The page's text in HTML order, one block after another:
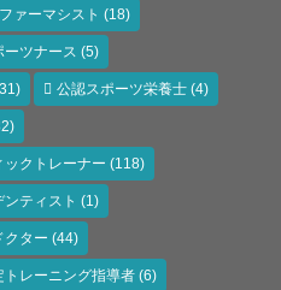
ァーマシスト (18)
ーツナース (5)
公認スポーツ栄養士 (4)
ックトレーナー (118)
ティスト (1)
クター (44)
トレーニング指導者 (6)